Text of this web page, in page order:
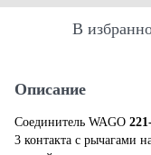
В
Описание
Соединитель WAGO
3 контакта с рычагами